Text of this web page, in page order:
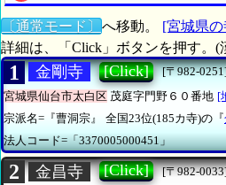
〔通常モード〕 へ移動。 [宮城県
詳細は、「Click」ボタンを押す。(
1 金剛寺 [Click]
[〒982-
宮城県仙台市太白区 茂庭字門野６０番地 [
宗派名=『曹洞宗』
全国23位(185カ寺)の『
法人コード=「3370005000451」
2 金昌寺 [Click]
[〒982-